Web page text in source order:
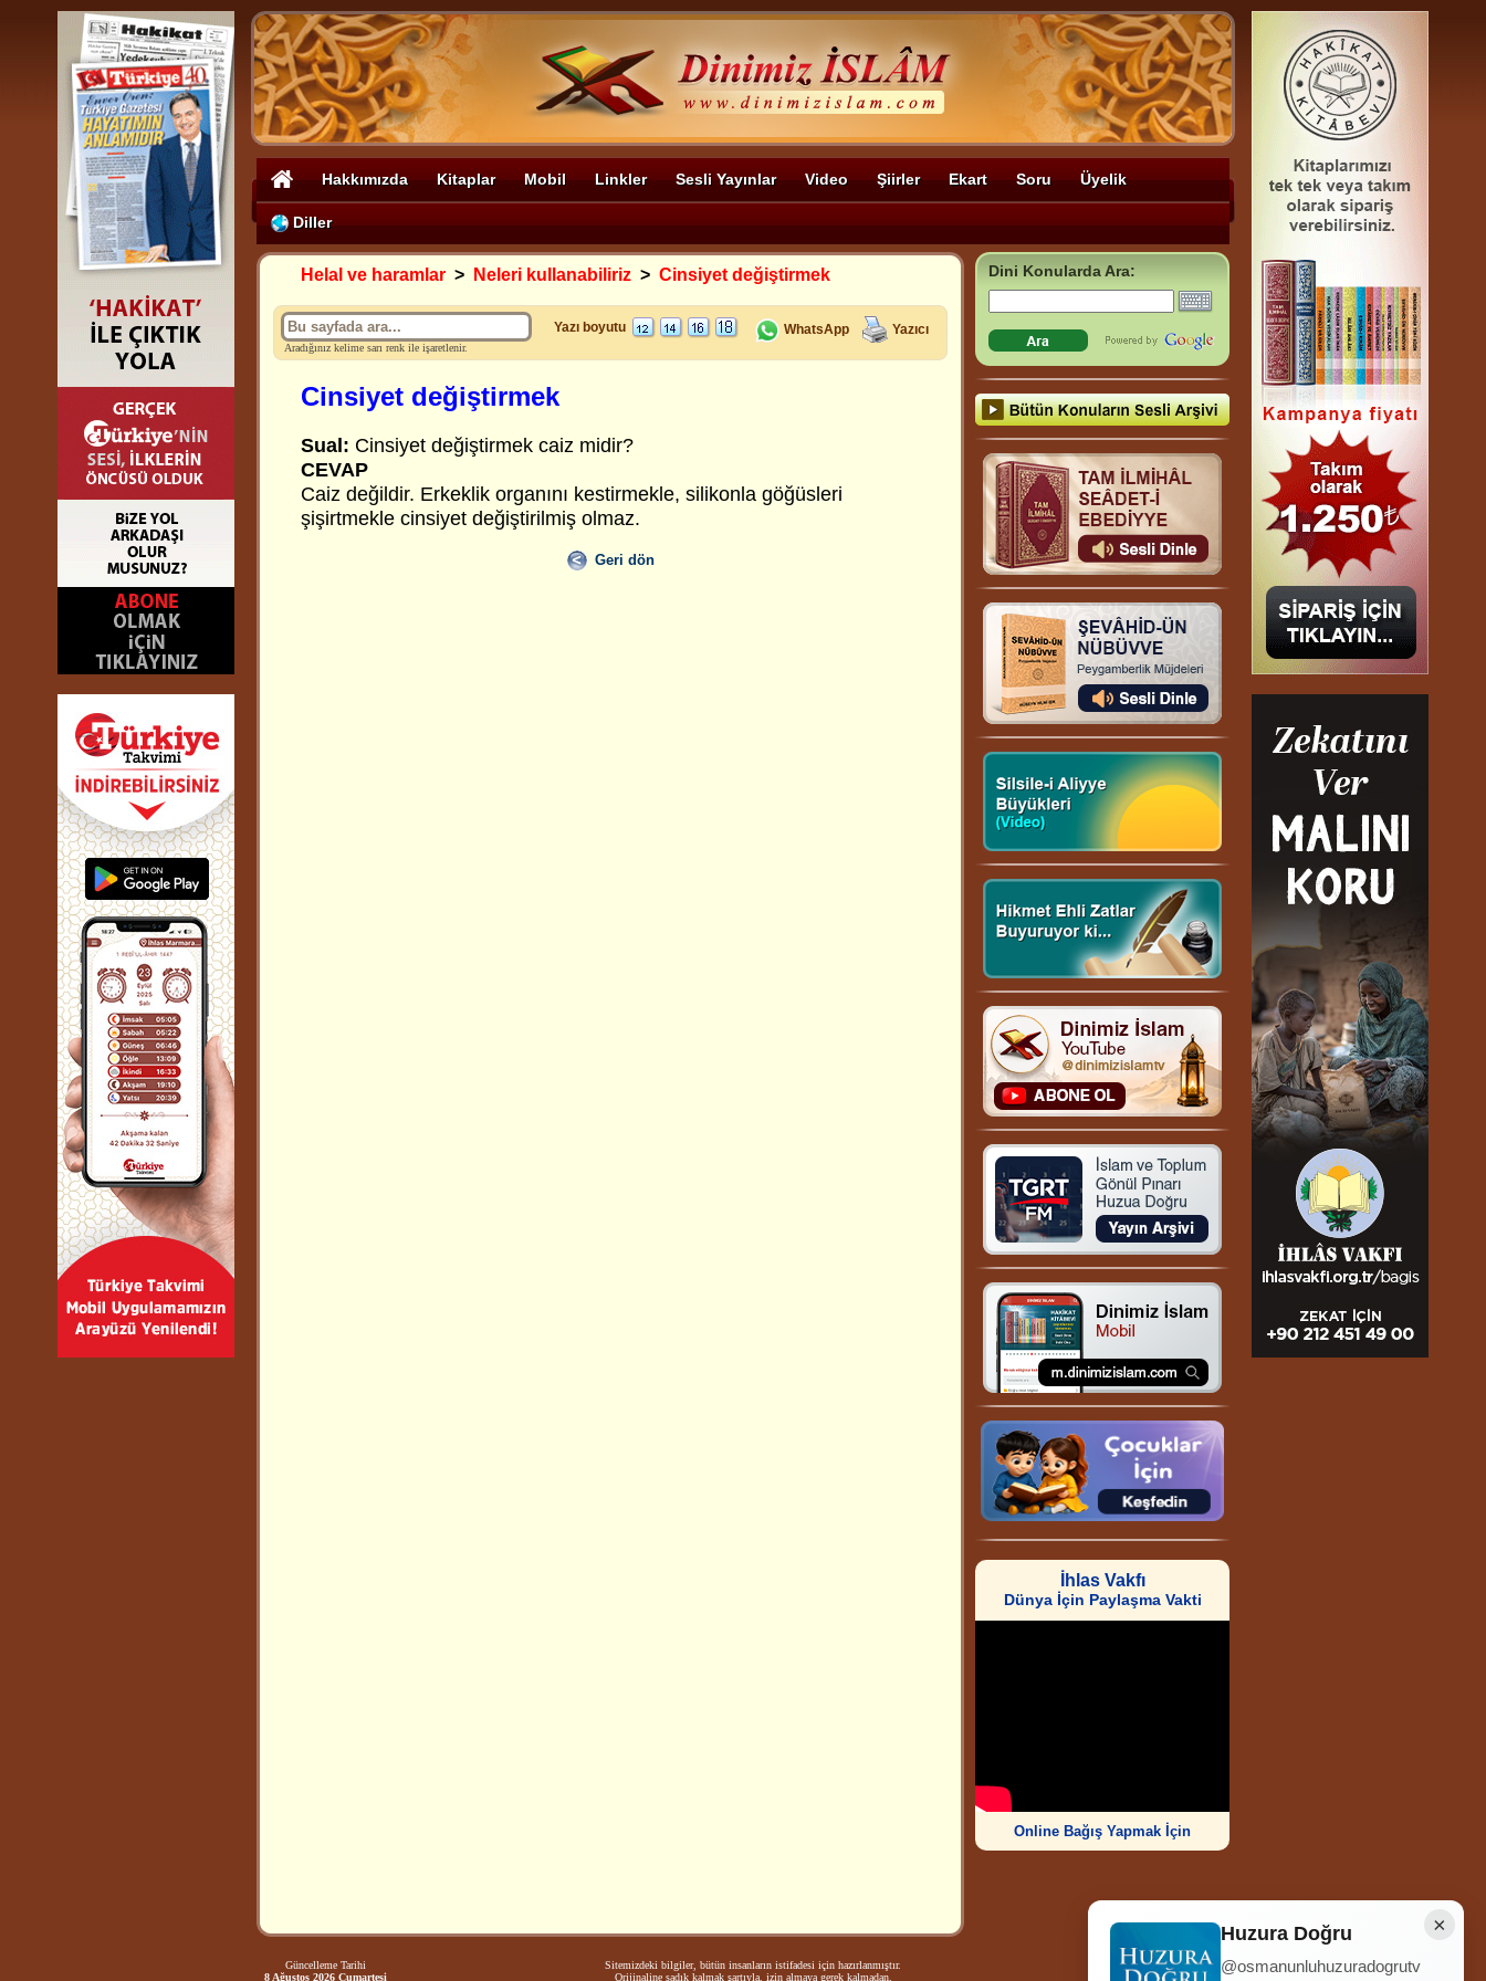
Hakkımızda Kitaplar Mobil Linkler Sesli Yayınlar Video Şiirler Ekart Soru Üyelik
Diller
Helal ve haramlar > Neleri kullanabiliriz > Cinsiyet değiştirmek
Aradığınız kelime sarı renk ile işaretlenir.
Yazı boyutu WhatsApp Yazıcı
Cinsiyet değiştirmek
Sual: Cinsiyet değiştirmek caiz midir?
CEVAP
Caiz değildir. Erkeklik organını kestirmekle, silikonla göğüsleri
şişirtmekle cinsiyet değiştirilmiş olmaz.
Geri dön
Dini Konularda Ara:
İhlas Vakfı
Dünya İçin Paylaşma Vakti
Online Bağış Yapmak İçin
Güncelleme Tarihi
8 Ağustos 2026 Cumartesi
Sitemizdeki bilgiler, bütün insanların istifadesi için hazırlanmıştır.
Orijinaline sadık kalmak şartıyla, izin almaya gerek kalmadan,
Ziyaretçi Sayısı
252.012.553
×
Huzura Doğru
@osmanunluhuzuradogrutv